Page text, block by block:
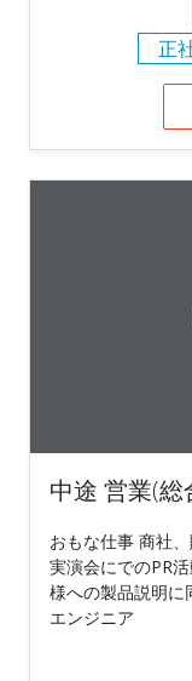
正
中途 営業(総
おもな仕事 商社
実演会にでのPR
様への製品説明に
エンジニア